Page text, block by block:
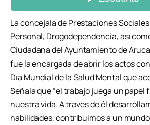
La concejala de Prestaciones
Personal, Drogodependencia, así
Ciudadana del Ayuntamiento de
fue la encargada de abrir los actos
Día Mundial de la Salud Mental que
Señala que “el trabajo juega un
nuestra vida. A través de él
habilidades, contribuimos a un